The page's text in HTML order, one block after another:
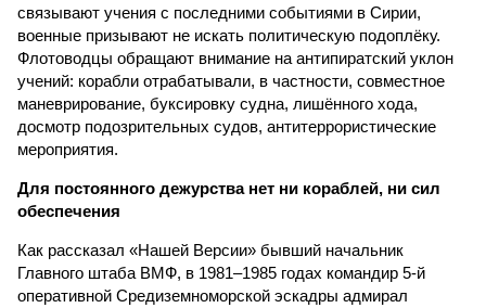
связывают учения с последними событиями в Сирии,
военные призывают не искать политическую подоплёку.
Флотоводцы обращают внимание на антипиратский уклон
учений: корабли отрабатывали, в частности, совместное
маневрирование, буксировку судна, лишённого хода,
досмотр подозрительных судов, антитеррористические
мероприятия.
Для постоянного дежурства нет ни кораблей, ни сил
обеспечения
Как рассказал «Нашей Версии» бывший начальник
Главного штаба ВМФ, в 1981–1985 годах командир 5-й
оперативной Средиземноморской эскадры адмирал